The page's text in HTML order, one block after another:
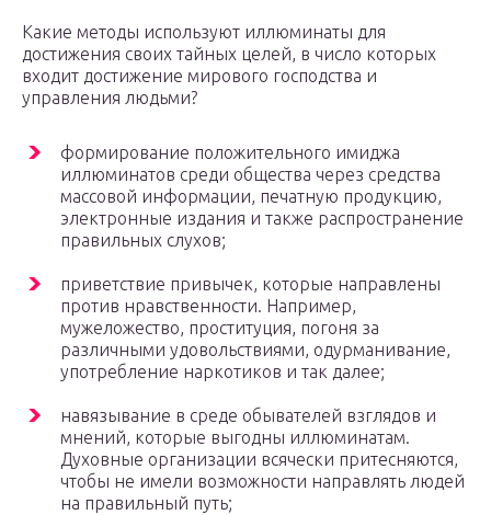
Какие методы используют иллюминаты для
достижения своих тайных целей, в число которых
входит достижение мирового господства и
управления людьми?
формирование положительного имиджа
иллюминатов среди общества через средства
массовой информации, печатную продукцию,
электронные издания и также распространение
правильных слухов;
приветствие привычек, которые направлены
против нравственности. Например,
мужеложество, проституция, погоня за
различными удовольствиями, одурманивание,
употребление наркотиков и так далее;
навязывание в среде обывателей взглядов и
мнений, которые выгодны иллюминатам.
Духовные организации всячески притесняются,
чтобы не имели возможности направлять людей
на правильный путь;